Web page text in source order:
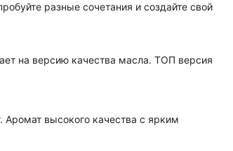
разные сочетания и создайте свой
на версию качества масла. ТОП версия
Аромат высокого качества с ярким